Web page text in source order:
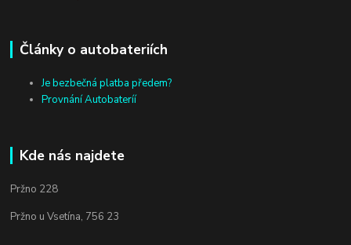
Články o autobateriích
Je bezbečná platba předem?
Provnání Autobateríí
Kde nás najdete
Pržno 228
Pržno u Vsetína, 756 23